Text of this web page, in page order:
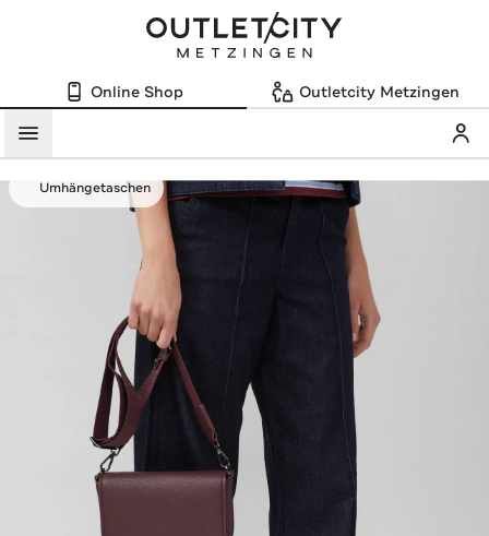
Online Shop Outletcity Metzingen
Menü
Umhängetaschen